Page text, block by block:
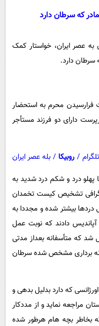
ها
که سرطان دارد
عصر ایران، خواستار کمک
دارد.
محرم به استحضار
دارای دو فرزند مستأجر
/ روبیکا / بله عصر ایران
با پهلو درد و شکم درد شدید به
تشخيص کیست تخمدان
دردها بیشتر شده و مجددا به
دادند که نوبت عمل
شد که متأسفانه بعداز مدتی
برداری مشخص شده سرطان
که دارد بدلیل بدهی و
مراجعه نماید و از مددکار
بچه هام هرطور شده